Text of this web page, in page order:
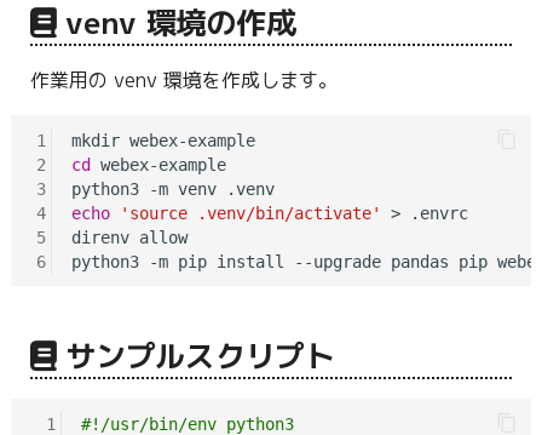
venv 環境の作成
作業用の venv 環境を作成します。
1
2
3
4
5
6
mkdir webex-example
cd
webex-example
python3 -m venv .venv
echo
'source .venv/bin/activate'
> .envrc
direnv allow
サンプルスクリプト
1
#!/usr/bin/env python3